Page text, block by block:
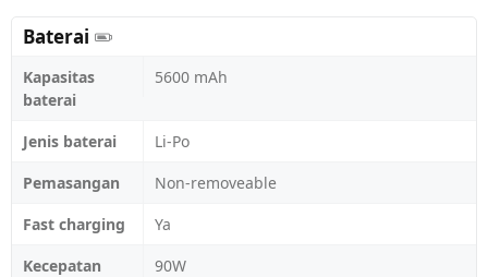
Baterai
Kapasitas
baterai
5600 mAh
Jenis baterai
Li-Po
Pemasangan
Non-removeable
Fast charging
Ya
Kecepatan
90W